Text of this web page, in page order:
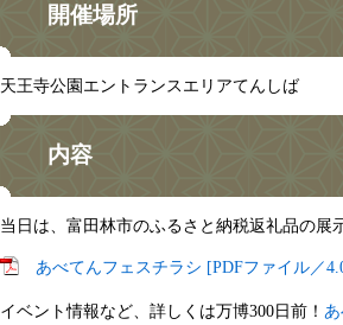
開催場所
天王寺公園エントランスエリアてんしば
内容
当日は、富田林市のふるさと納税返礼品の展
あべてんフェスチラシ [PDFファイル／
イベント情報など、詳しくは万博300日前！